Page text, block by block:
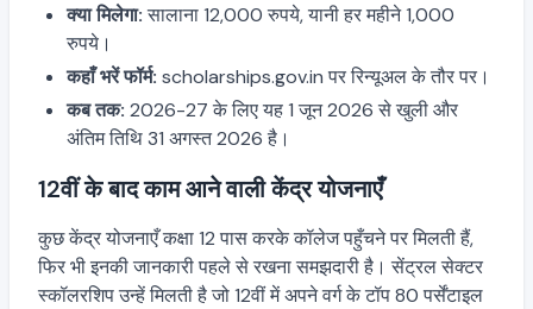
क्या मिलेगा:सालाना 12,000 रुपये, यानी हर महीने 1,000
रुपये।
कहाँ भरें फॉर्म: scholarships.gov.in पर रिन्यूअल के तौर पर।
कब तक: 2026-27 के लिए यह 1 जून 2026 से खुली और
अंतिम तिथि 31 अगस्त 2026 है।
12वीं के बाद काम आने वाली केंद्र योजनाएँ
कुछ केंद्र योजनाएँ कक्षा 12 पास करके कॉलेज पहुँचने पर मिलती हैं,
फिर भी इनकी जानकारी पहले से रखना समझदारी है। सेंट्रल सेक्टर
स्कॉलरशिप उन्हें मिलती है जो 12वीं में अपने वर्ग के टॉप 80 पर्सेंटाइल